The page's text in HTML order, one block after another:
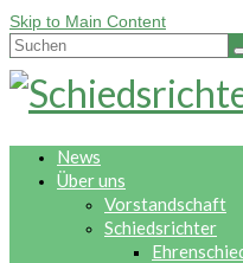
Skip to Main Content
Suche
nach:
News
Über uns
Vorstandschaft
Schiedsrichter